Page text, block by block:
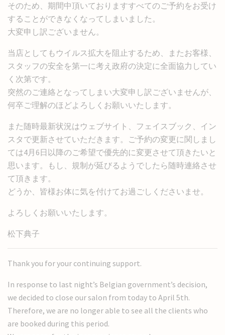
そのため、期間中頂いておりますすべてのご予約をお受け
することができなくなってしまいました。
大変申し訳ございません。
当店としてもウイルス拡大を阻止するため、またお客様、
スタッフの安全を第一に考え政府の決定に全面協力してい
く次第です。
突然のご連絡となってしまい大変申し訳ございませんが、
何卒ご理解のほどよろしくお願いいたします。
また随時最新状況はウェブサイト、フェイスブック、イン
スタで更新させていただきます。ご予約の変更に関しまし
ては4月6日以降のご希望で優先的に変更させて頂きたいと
思います。もし、規制が延びるようでしたら随時連絡させ
て頂きます。
どうか、皆様お体に気を付けてお過ごしくださいませ。
よろしくお願いいたします。
松下典子
Thank you for your continuing support.
In response to last night’s Belgian government’s decision,
we decided to close our salon from today to April 5th.
Therefore, we are no longer able to see all the clients who
are booked during this period.